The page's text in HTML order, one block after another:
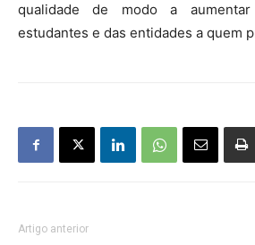
qualidade de modo a
estudantes e das entidades a quem
Artigo anterior